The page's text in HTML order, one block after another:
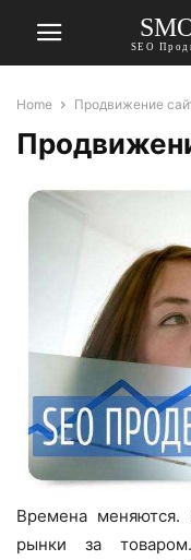
SEO
Home Продвижение
Времена
рынки за